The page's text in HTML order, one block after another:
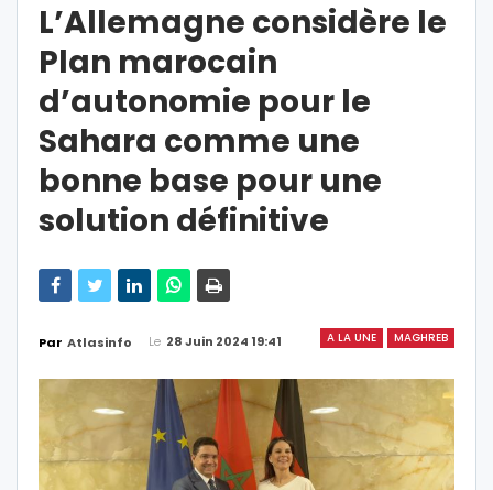
L’Allemagne considère le
Plan marocain
d’autonomie pour le
Sahara comme une
bonne base pour une
solution définitive
A LA UNE MAGHREB
Par Atlasinfo Le 28 Juin 2024 19:41